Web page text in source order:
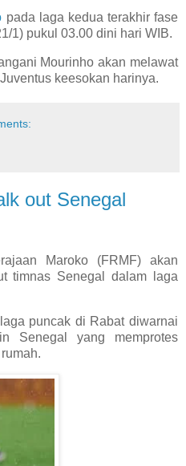
pada laga kedua terakhir fase
1) pukul 03.00 dini hari WIB.
Mourinho akan melawat
keesokan harinya.
out Senegal
Maroko (FRMF) akan
timnas Senegal dalam laga
puncak di Rabat diwarnai
Senegal yang memprotes